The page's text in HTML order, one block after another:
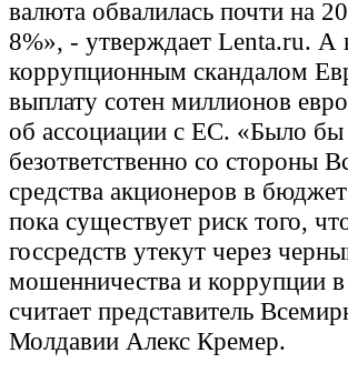
валюта обвалилась почти на
8%», - утверждает Lenta.ru. А
коррупционным скандалом
выплату сотен миллионов
об ассоциации с ЕС. «Было бы
безответственно со стороны
средства акционеров в
пока существует риск того,
госсредств утекут через
мошенничества и коррупции
считает представитель
Молдавии Алекс Кремер.